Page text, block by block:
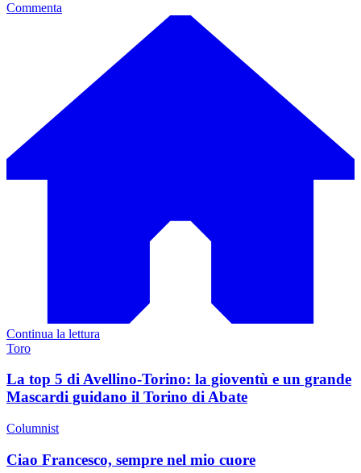
Commenta
Continua la lettura
Toro
La top 5 di Avellino-Torino: la gioventù e un grande
Mascardi guidano il Torino di Abate
Columnist
Ciao Francesco, sempre nel mio cuore